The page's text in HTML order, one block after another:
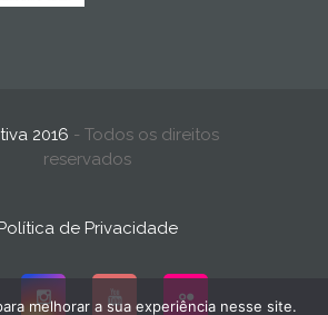
2016 - Todos os direitos
reservados
de Privacidade
melhorar a sua experiência nesse site.